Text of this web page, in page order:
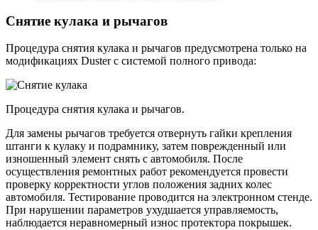
Снятие кулака и рычагов
Процедура снятия кулака и рычагов предусмотрена только на
модификациях Duster с системой полного привода:
Процедура снятия кулака и рычагов.
Для замены рычагов требуется отвернуть гайки крепления
штанги к кулаку и подрамнику, затем поврежденный или
изношенный элемент снять с автомобиля. После
осуществления ремонтных работ рекомендуется провести
проверку корректности углов положения задних колес
автомобиля. Тестирование проводится на электронном стенде.
При нарушении параметров ухудшается управляемость,
наблюдается неравномерный износ протектора покрышек.